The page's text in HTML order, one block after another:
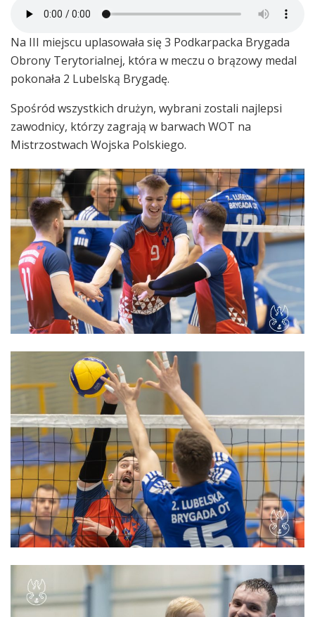
Na III miejscu uplasowała się 3 Podkarpacka Brygada
Obrony Terytorialnej, która w meczu o brązowy medal
pokonała 2 Lubelską Brygadę.
Spośród wszystkich drużyn, wybrani zostali najlepsi
zawodnicy, którzy zagrają w barwach WOT na
Mistrzostwach Wojska Polskiego.